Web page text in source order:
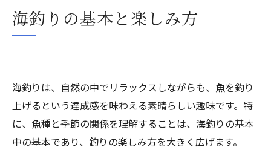
海釣りの基本と楽しみ方
海釣りは、自然の中でリラックスしながらも、魚を釣り
上げるという達成感を味わえる素晴らしい趣味です。特
に、魚種と季節の関係を理解することは、海釣りの基本
中の基本であり、釣りの楽しみ方を大きく広げます。